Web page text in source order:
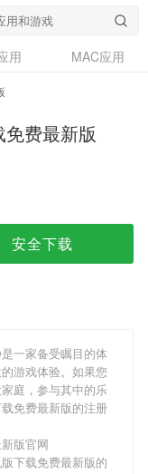
用
MAC应用
费最新版
安全下载
一家备受瞩目的体
游戏体验。如果您
庭，参与其中的乐
免费最新版的注册
版官网
下载免费最新版的